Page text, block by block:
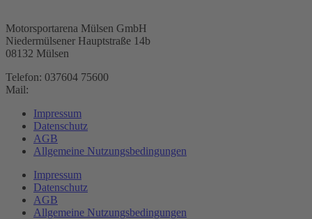
Motorsportarena Mülsen GmbH
Niedermülsener Hauptstraße 14b
08132 Mülsen
Telefon: 037604 75600
Mail:
Impressum
Datenschutz
AGB
Allgemeine Nutzungsbedingungen
Impressum
Datenschutz
AGB
Allgemeine Nutzungsbedingungen